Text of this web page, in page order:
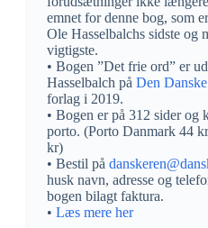
emnet for denne bog, som
Ole Hasselbalchs sidste og
vigtigste.
• Bogen ”Det frie ord” er
Hasselbalch påDen
forlag i 2019.
• Bogen er på 312 sider og
porto. (Porto Danmark 44
kr)
• Bestil på
husk navn, adresse og
bogen bilagt faktura.
•Læs mere her